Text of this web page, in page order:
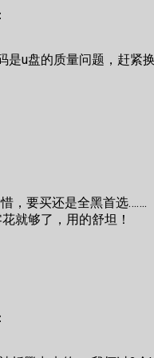
是u盘的质量问题，赶紧
，要买还是全黑首选…….
就够了，用的舒坦！